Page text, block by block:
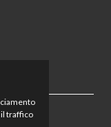
il traffico